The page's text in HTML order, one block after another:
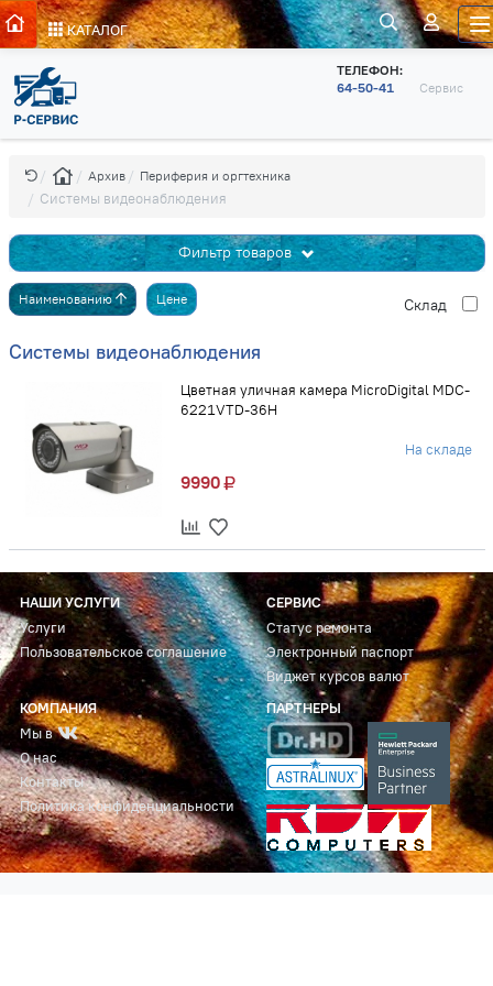
КАТАЛОГ
ТЕЛЕФОН:
64-50-41
Сервис
Архив Периферия и оргтехника
Системы видеонаблюдения
Фильтр товаров
Наименованию Цене Cклад
Системы видеонаблюдения
Цветная уличная камера MicroDigital MDC-
6221VTD-36H
На складе
9990
НАШИ УСЛУГИ
Услуги
Пользовательское соглашение
СЕРВИС
Статус ремонта
Электронный паспорт
Виджет курсов валют
КОМПАНИЯ
Мы в
О нас
Контакты
Политика конфиденциальности
ПАРТНЕРЫ